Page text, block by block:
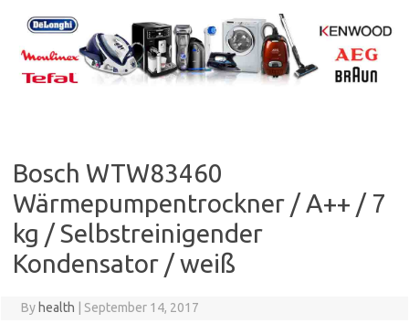
content
Bosch WTW83460
Wärmepumpentrockner / A++ / 7
kg / Selbstreinigender
Kondensator / weiß
By health September 14, 2017